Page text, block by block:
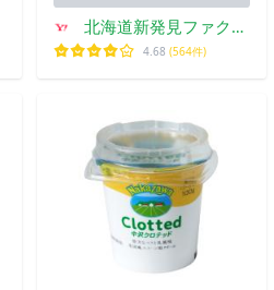
北海道新発見ファクト
リー
4.68 (564件)